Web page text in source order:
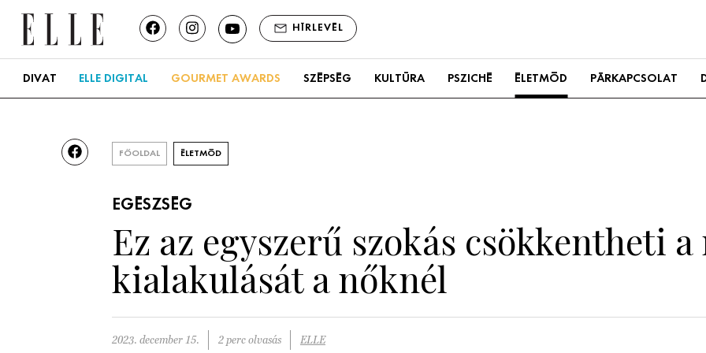
HÍRLEVÉL
DIVAT ELLE DIGITAL GOURMET AWARDS SZÉPSÉG KULTÚRA PSZICHÉ ÉLETMÓD PÁRKAPCSOLAT
FŐOLDAL ÉLETMÓD
EGÉSZSÉG
Ez az egyszerű szokás csökkentheti
kialakulását a nőknél
2023. december 15. 2 perc olvasás ELLE